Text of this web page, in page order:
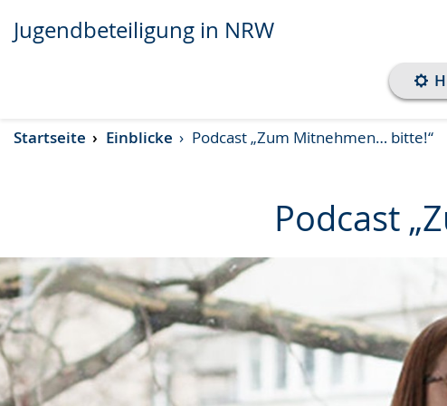
Transkript anzeigen
Abspielen
Pausieren
Jugendbeteiligung in NRW
Startseite Einblicke Podcast „Zum Mitnehmen… bitte!“
Podcast